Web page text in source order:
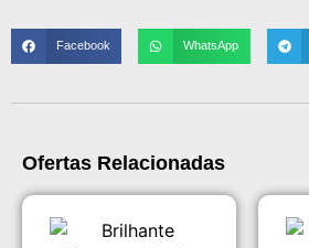
Facebook WhatsApp
Ofertas Relacionadas